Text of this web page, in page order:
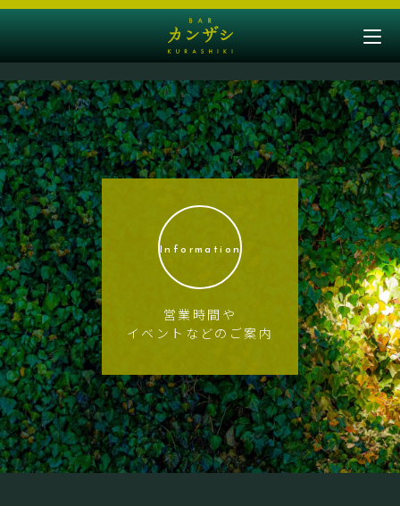
Information
営業時間や
イベントなどのご案内